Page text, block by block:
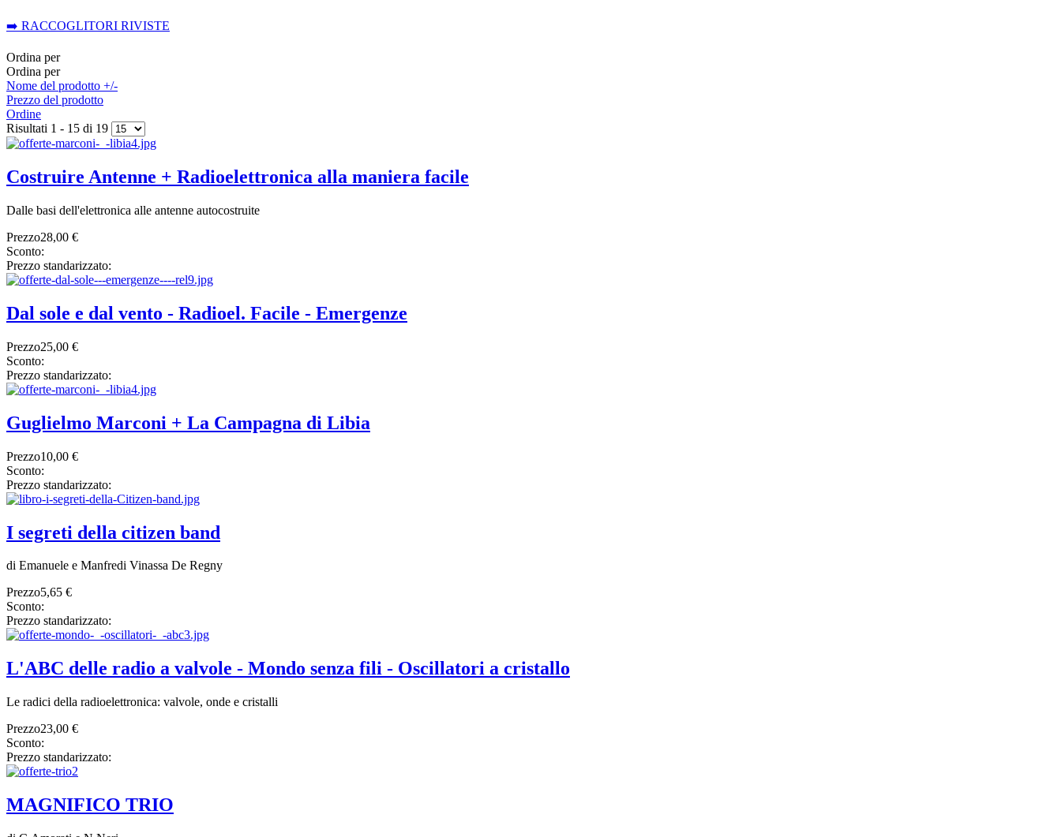
➡️ RACCOGLITORI RIVISTE
Ordina per
Ordina per
Nome del prodotto +/-
Prezzo del prodotto
Ordine
Risultati 1 - 15 di 19
Costruire Antenne + Radioelettronica alla maniera facile
Dalle basi dell'elettronica alle antenne autocostruite
Prezzo28,00 €
Sconto:
Prezzo standarizzato:
Dal sole e dal vento - Radioel. Facile - Emergenze
Prezzo25,00 €
Sconto:
Prezzo standarizzato:
Guglielmo Marconi + La Campagna di Libia
Prezzo10,00 €
Sconto:
Prezzo standarizzato:
I segreti della citizen band
di Emanuele e Manfredi Vinassa De Regny
Prezzo5,65 €
Sconto:
Prezzo standarizzato:
L'ABC delle radio a valvole - Mondo senza fili - Oscillatori a cristallo
Le radici della radioelettronica: valvole, onde e cristalli
Prezzo23,00 €
Sconto:
Prezzo standarizzato:
MAGNIFICO TRIO